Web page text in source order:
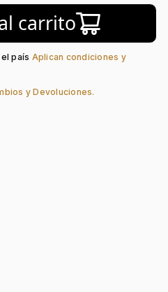
carrito
país Aplican condiciones y
y Devoluciones.